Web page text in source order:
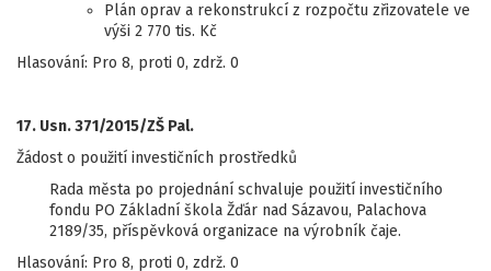
Plán oprav a rekonstrukcí z rozpočtu zřizovatele ve
výši 2 770 tis. Kč
Hlasování: Pro 8, proti 0, zdrž. 0
17. Usn. 371/2015/ZŠ Pal.
Žádost o použití investičních prostředků
Rada města po projednání schvaluje použití investičního
fondu PO Základní škola Žďár nad Sázavou, Palachova
2189/35, příspěvková organizace na výrobník čaje.
Hlasování: Pro 8, proti 0, zdrž. 0